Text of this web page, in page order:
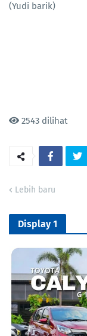
(Yudi barik)
2543 dilihat
Lebih baru
Display 1